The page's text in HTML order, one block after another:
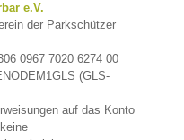
e.V.
der Parkschützer
0967 7020 6274 00
(GLS-
auf das Konto